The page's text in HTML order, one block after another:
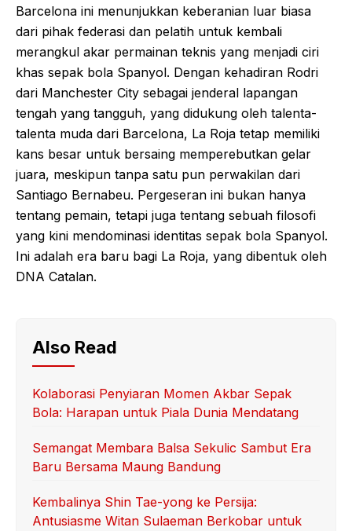
Barcelona ini menunjukkan keberanian luar biasa
dari pihak federasi dan pelatih untuk kembali
merangkul akar permainan teknis yang menjadi ciri
khas sepak bola Spanyol. Dengan kehadiran Rodri
dari Manchester City sebagai jenderal lapangan
tengah yang tangguh, yang didukung oleh talenta-
talenta muda dari Barcelona, La Roja tetap memiliki
kans besar untuk bersaing memperebutkan gelar
juara, meskipun tanpa satu pun perwakilan dari
Santiago Bernabeu. Pergeseran ini bukan hanya
tentang pemain, tetapi juga tentang sebuah filosofi
yang kini mendominasi identitas sepak bola Spanyol.
Ini adalah era baru bagi La Roja, yang dibentuk oleh
DNA Catalan.
Also Read
Kolaborasi Penyiaran Momen Akbar Sepak
Bola: Harapan untuk Piala Dunia Mendatang
Semangat Membara Balsa Sekulic Sambut Era
Baru Bersama Maung Bandung
Kembalinya Shin Tae-yong ke Persija:
Antusiasme Witan Sulaeman Berkobar untuk